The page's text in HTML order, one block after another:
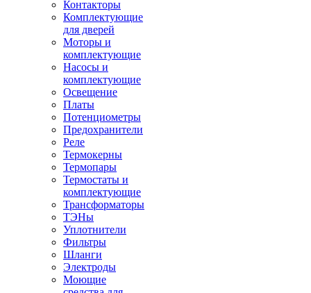
Контакторы
Комплектующие
для дверей
Моторы и
комплектующие
Насосы и
комплектующие
Освещение
Платы
Потенциометры
Предохранители
Реле
Термокерны
Термопары
Термостаты и
комплектующие
Трансформаторы
ТЭНы
Уплотнители
Фильтры
Шланги
Электроды
Моющие